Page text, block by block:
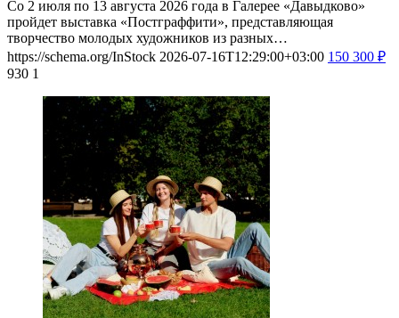
Со 2 июля по 13 августа 2026 года в Галерее «Давыдково»
пройдет выставка «Постграффити», представляющая
творчество молодых художников из разных…
https://schema.org/InStock 2026-07-16T12:29:00+03:00 150 300 ₽
930 1